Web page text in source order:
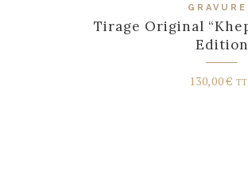
Tirage Original
Edition
130,00€